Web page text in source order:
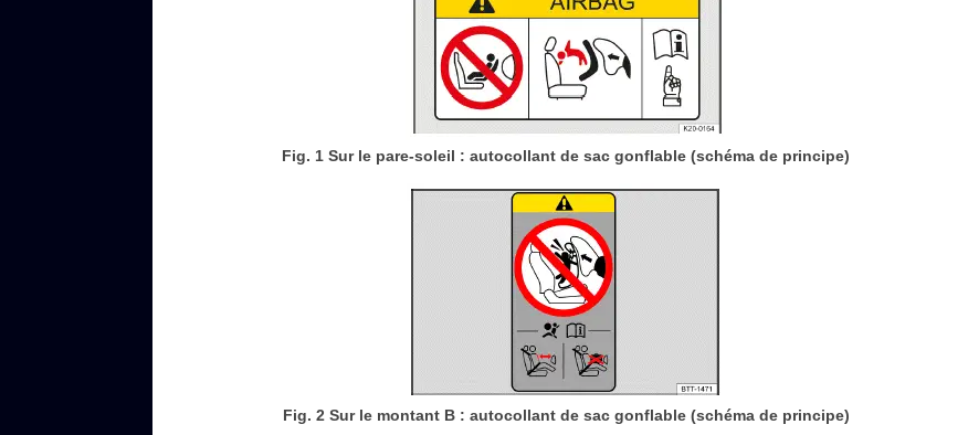
Fig. 1 Sur le pare-soleil : autocollant de sac gonflable (schéma de principe)
Fig. 2 Sur le montant B : autocollant de sac gonflable (schéma de principe)